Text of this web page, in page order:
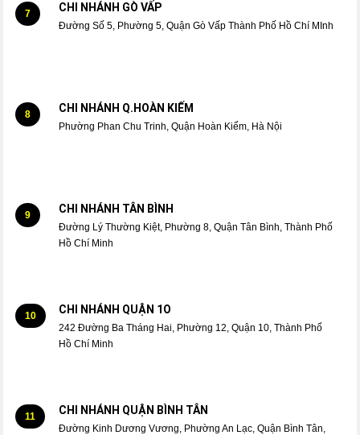
7 CHI NHÁNH GÒ VẤP
Đường Số 5, Phường 5, Quận Gò Vấp Thành Phố Hồ Chí MInh
8 CHI NHÁNH Q.HOÀN KIẾM
Phường Phan Chu Trinh, Quận Hoàn Kiếm, Hà Nội
9 CHI NHÁNH TÂN BÌNH
Đường Lý Thường Kiệt, Phường 8, Quận Tân Bình, Thành Phố
Hồ Chí Minh
10 CHI NHÁNH QUẬN 1O
242 Đường Ba Tháng Hai, Phường 12, Quận 10, Thành Phố
Hồ Chí Minh
11 CHI NHÁNH QUẬN BÌNH TÂN
Đường Kinh Dương Vương, Phường An Lạc, Quận Bình Tân,